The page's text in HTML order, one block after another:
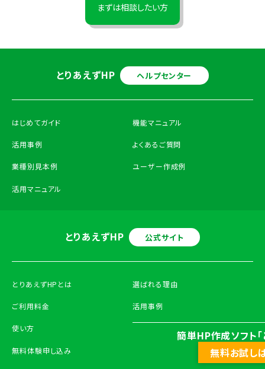
まずは相談したい方
とりあえずHP 公式サイト
とりあえずHPとは
ご利用料金
使い方
選ばれる理由
活用事例
無料体験申し込み
とりあえずHP ヘルプセンター
はじめてガイド
活用事例
業種別見本例
機能マニュアル
よくあるご質問
ユーザー作成例
活用マニュアル
簡単HP作成ソフト「
無料お試し